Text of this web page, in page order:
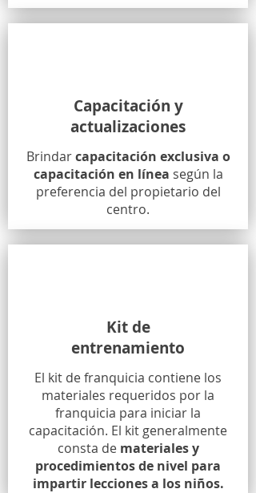
Capacitación y
actualizaciones
Brindarcapacitación exclusiva o
capacitación en línea según la
preferencia del propietario del
centro.
Kit de
entrenamiento
El kit de franquicia contiene los
materiales requeridos por la
franquicia para iniciar la
capacitación. El kit generalmente
consta de materiales y
procedimientos de nivel para
impartir lecciones a los niños.